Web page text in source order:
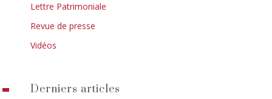
Lettre Patrimoniale
Revue de presse
Vidéos
Derniers articles